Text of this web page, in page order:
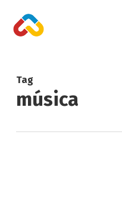
main
Tag
música